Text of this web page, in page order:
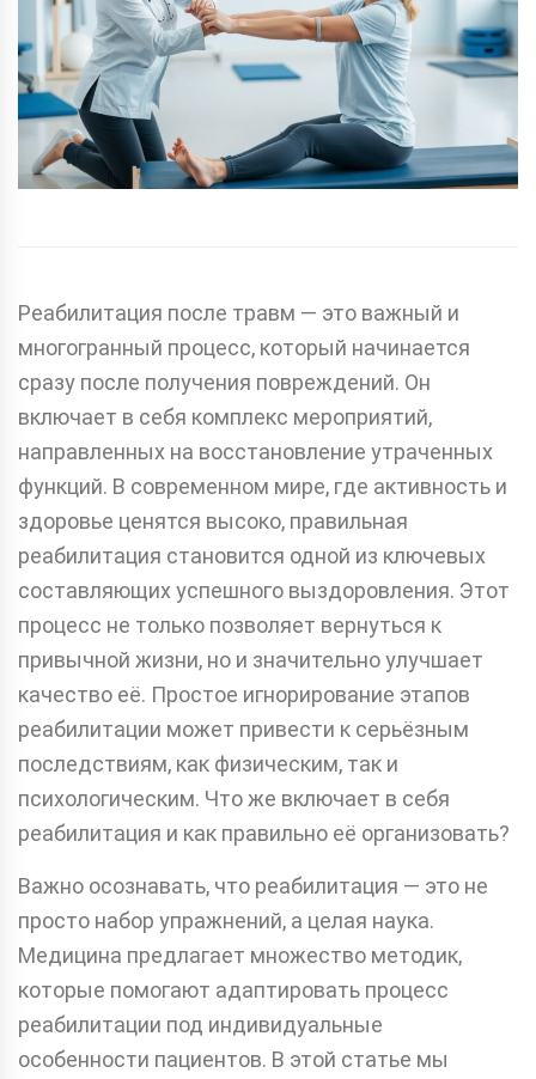
Реабилитация после травм — это важный и
многогранный процесс, который начинается
сразу после получения повреждений. Он
включает в себя комплекс мероприятий,
направленных на восстановление утраченных
функций. В современном мире, где активность и
здоровье ценятся высоко, правильная
реабилитация становится одной из ключевых
составляющих успешного выздоровления. Этот
процесс не только позволяет вернуться к
привычной жизни, но и значительно улучшает
качество её. Простое игнорирование этапов
реабилитации может привести к серьёзным
последствиям, как физическим, так и
психологическим. Что же включает в себя
реабилитация и как правильно её организовать?
Важно осознавать, что реабилитация — это не
просто набор упражнений, а целая наука.
Медицина предлагает множество методик,
которые помогают адаптировать процесс
реабилитации под индивидуальные
особенности пациентов. В этой статье мы